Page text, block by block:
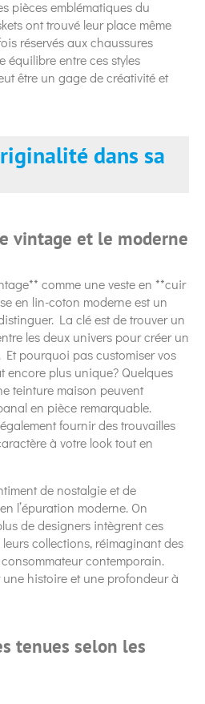
pièces emblématiques du
ont trouvé leur place même
réservés aux chaussures
équilibre entre ces styles
être un gage de créativité et
dans sa
vintage et le moderne
comme une veste en **cuir
en lin-coton moderne est un
La clé est de trouver un
les deux univers pour créer un
pourquoi pas customiser vos
encore plus unique? Quelques
teinture maison peuvent
en pièce remarquable.
fournir des trouvailles
à votre look tout en
de nostalgie et de
l’épuration moderne. On
de designers intègrent ces
collections, réimaginant des
contemporain.
une histoire et une profondeur à
tenues selon les